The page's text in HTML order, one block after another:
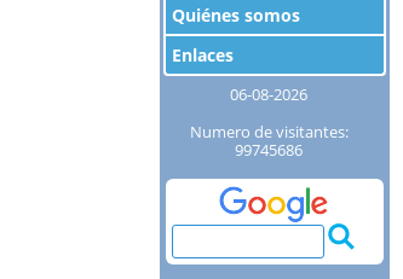
Quiénes somos
Enlaces
06-08-2026
Numero de visitantes:
99745686